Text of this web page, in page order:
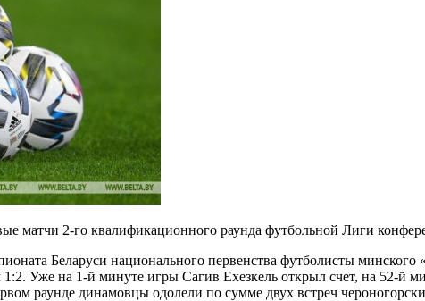
матчи 2-го квалификационного раунда футбольной Лиги
Беларуси национального первенства футболисты
Уже на 1-й минуте игры Сагив Ехезкель открыл счет, на 52-й
раунде динамовцы одолели по сумме двух встреч